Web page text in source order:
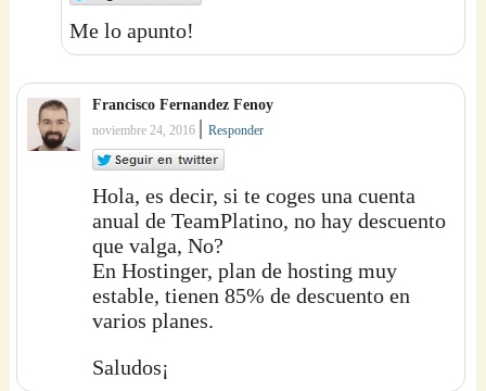
Me lo apunto!
Francisco Fernandez Fenoy
noviembre 24, 2016 |Responder
Hola, es decir, si te coges una cuenta
anual de TeamPlatino, no hay descuento
que valga, No?
En Hostinger, plan de hosting muy
estable, tienen 85% de descuento en
varios planes.
Saludos¡